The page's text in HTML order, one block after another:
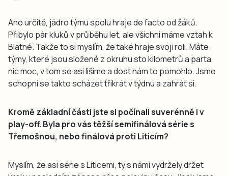
Ano určitě, jádro týmu spolu hraje de facto od žáků.
Přibylo pár kluků v průběhu let, ale všichni máme vztah k
Blatné. Takže to si myslím, že také hraje svoji roli. Máte
týmy, které jsou složené z okruhu sto kilometrů a parta
nic moc, v tom se asi lišíme a dost nám to pomohlo. Jsme
schopni se takto scházet třikrát v týdnu a zahrát si.
Kromě základní části jste si počínali suverénně i v
play-off. Byla pro vás těžší semifinálová série s
Třemošnou, nebo finálová proti Liticím?
Myslím, že asi série s Liticemi, ty s námi vydržely držet